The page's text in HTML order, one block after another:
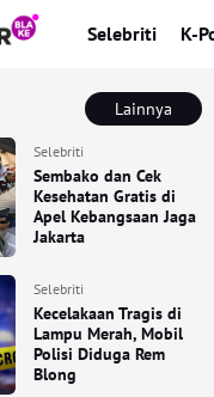
Selebriti K-
Lainnya
Selebriti
Sembako dan Cek
Kesehatan Gratis di
Apel Kebangsaan Jaga
Jakarta
Selebriti
Kecelakaan Tragis di
Lampu Merah, Mobil
Polisi Diduga Rem
Blong